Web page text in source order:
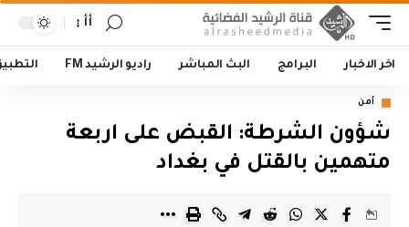
أأ
اخر الاخبار البرامج البث المباشر راديو الرشيد FM
أمن
شؤون الشرطة: القبض على اربعة
متهمين بالقتل في بغداد